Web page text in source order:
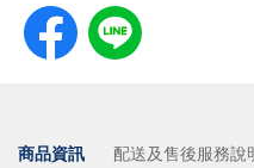
商品資訊 配送及售後服務說